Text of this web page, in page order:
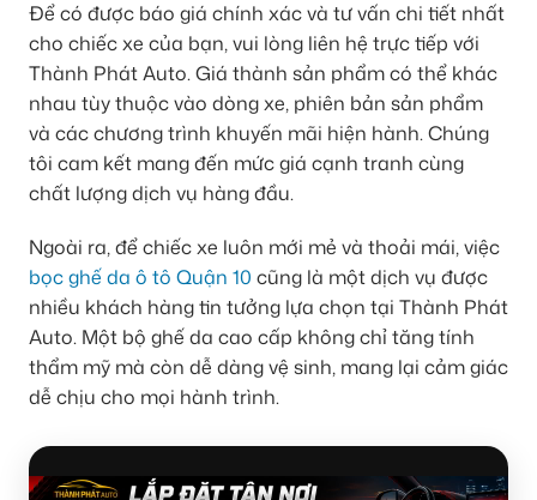
Để có được báo giá chính xác và tư vấn chi tiết nhất
cho chiếc xe của bạn, vui lòng liên hệ trực tiếp với
Thành Phát Auto. Giá thành sản phẩm có thể khác
nhau tùy thuộc vào dòng xe, phiên bản sản phẩm
và các chương trình khuyến mãi hiện hành. Chúng
tôi cam kết mang đến mức giá cạnh tranh cùng
chất lượng dịch vụ hàng đầu.
Ngoài ra, để chiếc xe luôn mới mẻ và thoải mái, việc
bọc ghế da ô tô Quận 10 cũng là một dịch vụ được
nhiều khách hàng tin tưởng lựa chọn tại Thành Phát
Auto. Một bộ ghế da cao cấp không chỉ tăng tính
thẩm mỹ mà còn dễ dàng vệ sinh, mang lại cảm giác
dễ chịu cho mọi hành trình.